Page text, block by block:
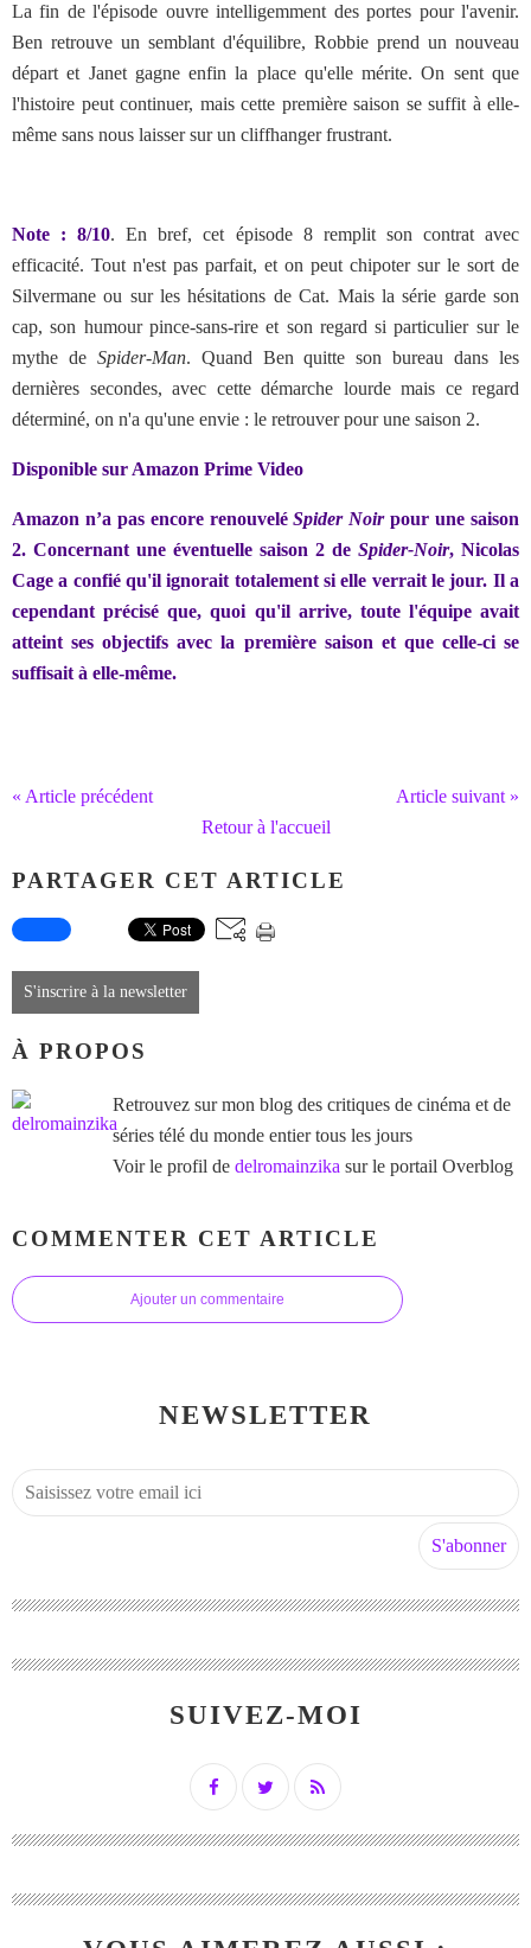
La fin de l'épisode ouvre intelligemment des portes pour l'avenir.
Ben retrouve un semblant d'équilibre, Robbie prend un nouveau
départ et Janet gagne enfin la place qu'elle mérite. On sent que
l'histoire peut continuer, mais cette première saison se suffit à elle-
même sans nous laisser sur un cliffhanger frustrant.
Note : 8/10.En bref, cet épisode 8 remplit son contrat avec
efficacité. Tout n'est pas parfait, et on peut chipoter sur le sort de
Silvermane ou sur les hésitations de Cat. Mais la série garde son
cap, son humour pince-sans-rire et son regard si particulier sur le
mythe de Spider-Man. Quand Ben quitte son bureau dans les
dernières secondes, avec cette démarche lourde mais ce regard
déterminé, on n'a qu'une envie : le retrouver pour une saison 2.
Disponible sur Amazon Prime Video
Amazon n’a pas encore renouveléSpider Noirpour une saison
2. Concernant une éventuelle saison 2 de Spider-Noir, Nicolas
Cage a confié qu'il ignorait totalement si elle verrait le jour. Il a
cependant précisé que, quoi qu'il arrive, toute l'équipe avait
atteint ses objectifs avec la première saison et que celle-ci se
suffisait à elle-même.
« Article précédent
Article suivant »
Retour à l'accueil
PARTAGER CET ARTICLE
S'inscrire à la newsletter
À PROPOS
Retrouvez sur mon blog des critiques de cinéma et de
séries télé du monde entier tous les jours
Voir le profil de delromainzika sur le portail Overblog
COMMENTER CET ARTICLE
Ajouter un commentaire
NEWSLETTER
SUIVEZ-MOI